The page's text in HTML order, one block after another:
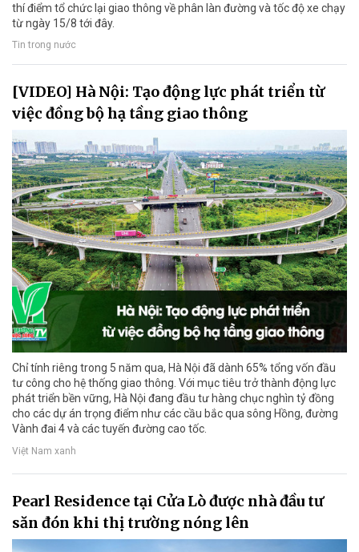
thí điểm tổ chức lại giao thông về phân làn đường và tốc độ xe chạy
từ ngày 15/8 tới đây.
Tin trong nước
[VIDEO] Hà Nội: Tạo động lực phát triển từ
việc đồng bộ hạ tầng giao thông
Chỉ tính riêng trong 5 năm qua, Hà Nội đã dành 65% tổng vốn đầu
tư công cho hệ thống giao thông. Với mục tiêu trở thành động lực
phát triển bền vững, Hà Nội đang đầu tư hàng chục nghìn tỷ đồng
cho các dự án trọng điểm như các cầu bắc qua sông Hồng, đường
Vành đai 4 và các tuyến đường cao tốc.
Việt Nam xanh
Pearl Residence tại Cửa Lò được nhà đầu tư
săn đón khi thị trường nóng lên